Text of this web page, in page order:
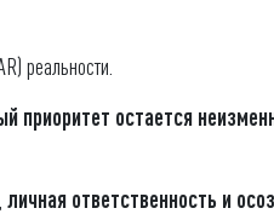
реальности.
приоритет остается
личная ответственность и